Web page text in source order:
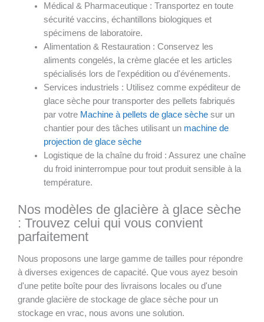
Médical & Pharmaceutique : Transportez en toute
sécurité vaccins, échantillons biologiques et
spécimens de laboratoire.
Alimentation & Restauration : Conservez les
aliments congelés, la crème glacée et les articles
spécialisés lors de l'expédition ou d'événements.
Services industriels : Utilisez comme expéditeur de
glace sèche pour transporter des pellets fabriqués
par votre Machine à pellets de glace sèchesur un
chantier pour des tâches utilisant un machine de
projection de glace sèche
Logistique de la chaîne du froid : Assurez une chaîne
du froid ininterrompue pour tout produit sensible à la
température.
Nos modèles de glacière à glace sèche
: Trouvez celui qui vous convient
parfaitement
Nous proposons une large gamme de tailles pour répondre
à diverses exigences de capacité. Que vous ayez besoin
d'une petite boîte pour des livraisons locales ou d'une
grande glacière de stockage de glace sèche pour un
stockage en vrac, nous avons une solution.